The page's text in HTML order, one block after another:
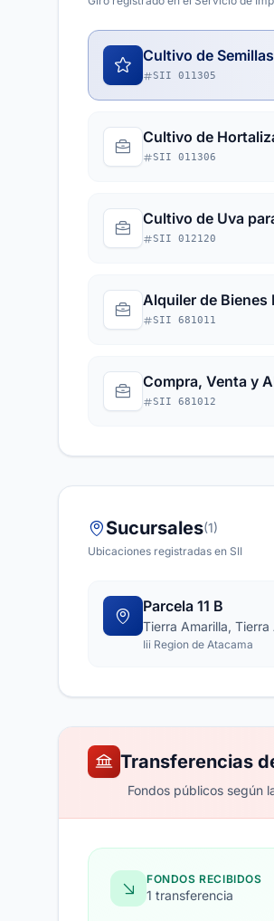
Cultivo de
SII 011305
Cultivo de
SII 011306
Cultivo de Uva
SII 012120
Alquiler de Bienes
SII 681011
Compra, Venta y
SII 681012
Sucursales(1)
Ubicaciones registradas en SII
Parcela 11 B
Tierra Amarilla, Tierra
Iii Region de Atacama
Transferencias
Fondos públicos según
FONDOS RECIBIDOS
1 transferencia